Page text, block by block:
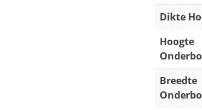
Dikte
Hoogte
Breedte